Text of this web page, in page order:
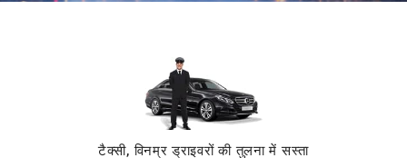
टैक्सी, विनम्र ड्राइवरों की तुलना में सस्ता